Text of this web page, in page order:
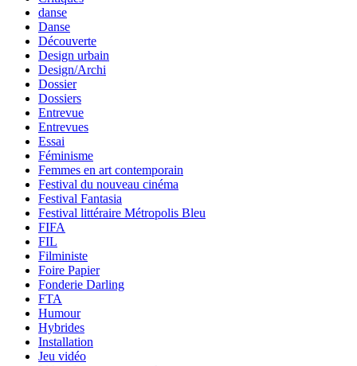
danse
Danse
Découverte
Design urbain
Design/Archi
Dossier
Dossiers
Entrevue
Entrevues
Essai
Féminisme
Femmes en art contemporain
Festival du nouveau cinéma
Festival Fantasia
Festival littéraire Métropolis Bleu
FIFA
FIL
Filministe
Foire Papier
Fonderie Darling
FTA
Humour
Hybrides
Installation
Jeu vidéo